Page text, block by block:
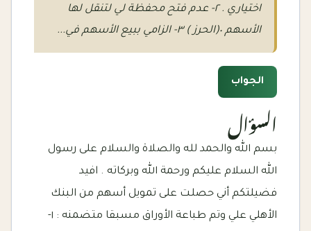
اختياري . ٢- عدم فتح محفظة لي لتنقل لها
الأسهم ٠(الحرز ) ٣- الزامي ببيع الأسهم في...
الجواب
السؤال
بسم الله والحمد لله والصلاة والسلام على رسول
الله السلام عليكم ورحمة الله وبركاته . افيد
فضيلتكم أني حصلت على تمويل أسهم من البنك
الأهلي علي وتم طباعة الأوراق مسبقا متضمنه : ١-